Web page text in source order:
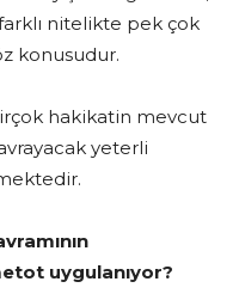
nitelikte pek çok
konusudur.
hakikatin mevcut
yeterli
uygulanıyor?